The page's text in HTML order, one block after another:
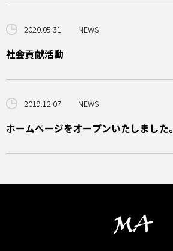
2020.05.31 NEWS
社会貢献活動
2019.12.07 NEWS
ホームページをオープンいたしました。